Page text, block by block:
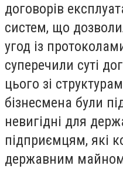
договорів
систем, що
угод із
суперечили суті
цього зі
бізнесмена були
невигідні для
підприємцям, які
державним